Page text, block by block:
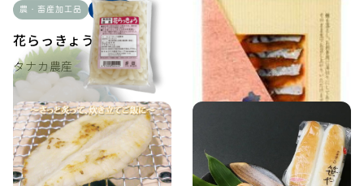
花らっきょう
タナカ農産
農・畜産加工品 福井県
鯖のへしこ お刺身
越前水産
水産加工品
塩ふぐ真空パック
水産加工品
冷凍・冷蔵食品
石川県
笹やき 各種
生地かまぼこ